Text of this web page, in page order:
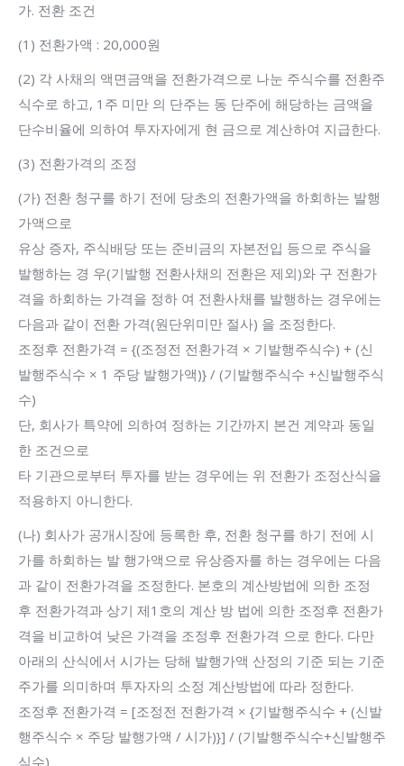
가. 전환 조건
(1) 전환가액 : 20,000원
(2) 각 사채의 액면금액을 전환가격으로 나눈 주식수를 전환주
식수로 하고, 1주 미만 의 단주는 동 단주에 해당하는 금액을
단수비율에 의하여 투자자에게 현 금으로 계산하여 지급한다.
(3) 전환가격의 조정
(가) 전환 청구를 하기 전에 당초의 전환가액을 하회하는 발행
가액으로
유상 증자, 주식배당 또는 준비금의 자본전입 등으로 주식을
발행하는 경 우(기발행 전환사채의 전환은 제외)와 구 전환가
격을 하회하는 가격을 정하 여 전환사채를 발행하는 경우에는
다음과 같이 전환 가격(원단위미만 절사) 을 조정한다.
조정후 전환가격 = {(조정전 전환가격 × 기발행주식수) + (신
발행주식수 × 1 주당 발행가액)} / (기발행주식수 +신발행주식
수)
단, 회사가 특약에 의하여 정하는 기간까지 본건 계약과 동일
한 조건으로
타 기관으로부터 투자를 받는 경우에는 위 전환가 조정산식을
적용하지 아니한다.
(나) 회사가 공개시장에 등록한 후, 전환 청구를 하기 전에 시
가를 하회하는 발 행가액으로 유상증자를 하는 경우에는 다음
과 같이 전환가격을 조정한다. 본호의 계산방법에 의한 조정
후 전환가격과 상기 제1호의 계산 방 법에 의한 조정후 전환가
격을 비교하여 낮은 가격을 조정후 전환가격 으로 한다. 다만
아래의 산식에서 시가는 당해 발행가액 산정의 기준 되는 기준
주가를 의미하며 투자자의 소정 계산방법에 따라 정한다.
조정후 전환가격 = [조정전 전환가격 × {기발행주식수 + (신발
행주식수 × 주당 발행가액 / 시가)}] / (기발행주식수+신발행주
식수)